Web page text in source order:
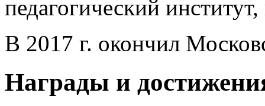
педагогический
В 2017 г. окончил
Награды и